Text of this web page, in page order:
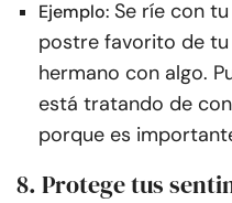
Ejemplo: Se ríe con
postre favorito de
hermano con algo.
está tratando de
porque es
8. Protege tus